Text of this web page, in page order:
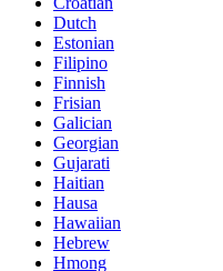
Dutch
Estonian
Filipino
Finnish
Frisian
Galician
Georgian
Gujarati
Haitian
Hausa
Hawaiian
Hebrew
Hmong